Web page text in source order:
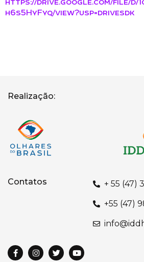
h6s5HyFyq/view?usp=drivesdk
Realização:
Contatos + 55 (47)
‎+55 (47)